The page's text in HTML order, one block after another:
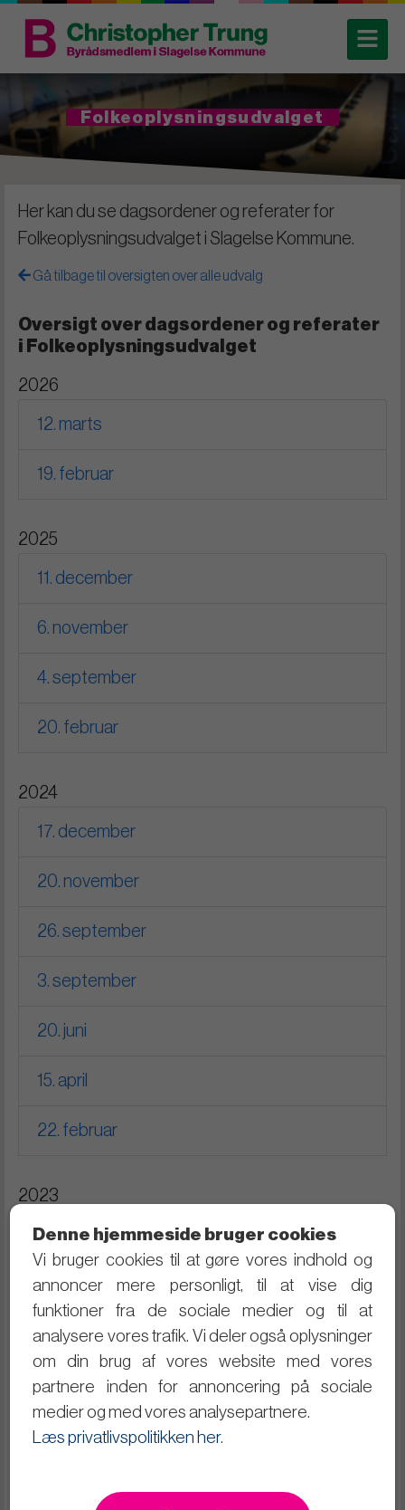
Folkeoplysningsudvalget
Her kan du se dagsordener og referater for
Folkeoplysningsudvalget i Slagelse Kommune.
Gå tilbage til oversigten over alle udvalg
Oversigt over dagsordener og referater
i Folkeoplysningsudvalget
2026
12. marts
19. februar
2025
11. december
6. november
4. september
20. februar
2024
17. december
20. november
26. september
3. september
20. juni
15. april
22. februar
2023
28. november
2. november
24. august
15. juni
8. maj
Denne hjemmeside bruger cookies
Vi bruger cookies til at gøre vores indhold og
annoncer mere personligt, til at vise dig
funktioner fra de sociale medier og til at
analysere vores trafik. Vi deler også oplysninger
om din brug af vores website med vores
partnere inden for annoncering på sociale
medier og med vores analysepartnere.
Læs privatlivspolitikken her.